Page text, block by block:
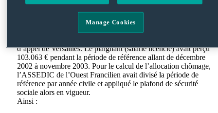
Ces règles peuvent poser des difficultés d’application lorsque la
période de référence de 12 mois s’étend sur deux années civiles
dans la mesure où le plafond de sécurité sociale, modifié chaque
année, est susceptible d’avoir une incidence sur le calcul. C’est
d’appel de Versailles. Le plaignant (salarié licencié) avait perçu
103.063 € pendant la période de référence allant de décembre
2002 à novembre 2003. Pour le calcul de l’allocation chômage,
l’ASSEDIC de l’Ouest Francilien avait divisé la période de
référence par année civile et appliqué le plafond de sécurité
sociale alors en vigueur.
Ainsi :
Manage Cookies